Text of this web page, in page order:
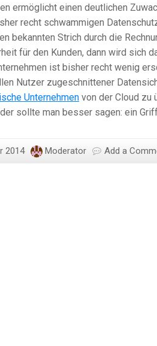
ermöglicht einen deutlichen
recht schwammigen
bekannten Strich durch die
für den Kunden, dann wird sich
ist bisher recht wenig
Nutzer zugeschnittener
Unternehmen von der Cloud zu
sollte man besser sagen: ein
2014 Moderator Add a